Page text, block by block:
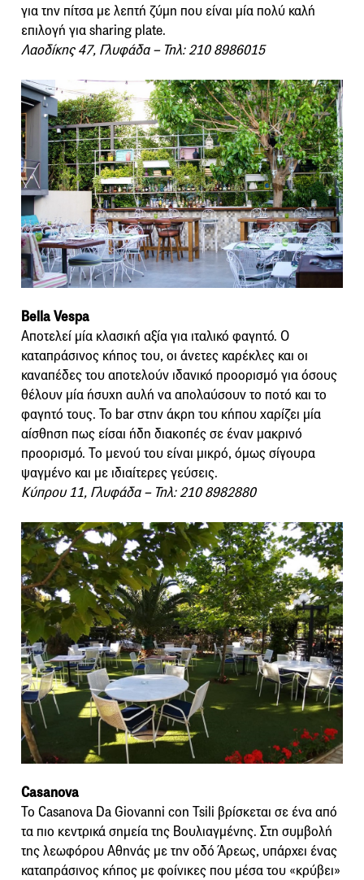
για την πίτσα με λεπτή ζύμη που είναι μία πολύ καλή
επιλογή για sharing plate.
Λαοδίκης 47, Γλυφάδα – Τηλ: 210 8986015
Bella Vespa
Aποτελεί μία κλασική αξία για ιταλικό φαγητό. Ο
καταπράσινος κήπος του, οι άνετες καρέκλες και οι
καναπέδες του αποτελούν ιδανικό προορισμό για όσους
θέλουν μία ήσυχη αυλή να απολαύσουν το ποτό και το
φαγητό τους. To bar στην άκρη του κήπου χαρίζει μία
αίσθηση πως είσαι ήδη διακοπές σε έναν μακρινό
προορισμό. Το μενού του είναι μικρό, όμως σίγουρα
ψαγμένο και με ιδιαίτερες γεύσεις.
Κύπρου 11, Γλυφάδα – Τηλ: 210 8982880
Casanova
Το Casanova Da Giovanni con Tsili βρίσκεται σε ένα από
τα πιο κεντρικά σημεία της Βουλιαγμένης. Στη συμβολή
της λεωφόρου Αθηνάς με την οδό Άρεως, υπάρχει ένας
καταπράσινος κήπος με φοίνικες που μέσα του «κρύβει»